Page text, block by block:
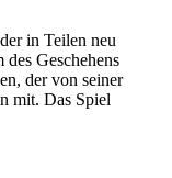
in Teilen neu
Geschehens
der von seiner
mit. Das Spiel